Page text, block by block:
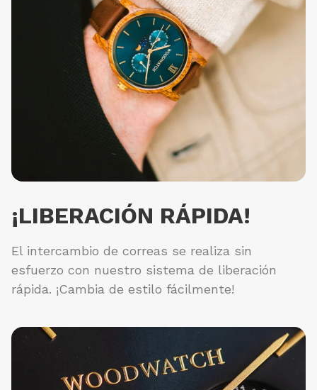
¡LIBERACIÓN RÁPIDA!
El intercambio de correas se realiza sin
esfuerzo con nuestro sistema de liberación
rápida. ¡Cambia de estilo fácilmente!